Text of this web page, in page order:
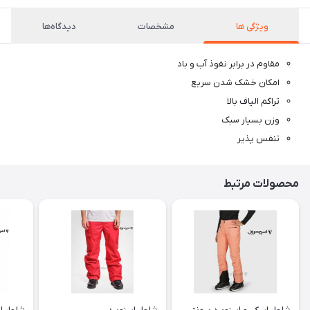
ویژگی ها مشخصات دیدگاه‌ها
مقاوم در برابر نفوذ آب و باد
امکان خشک شدن سریع
تراکم الیاف بالا
وزن بسیار سبک
تنفس پذیر
محصولات مرتبط